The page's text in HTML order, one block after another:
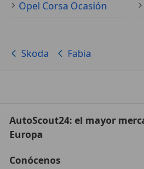
Opel Corsa Ocasión
Skoda Fabia
AutoScout24: el mayor
Europa
Conócenos